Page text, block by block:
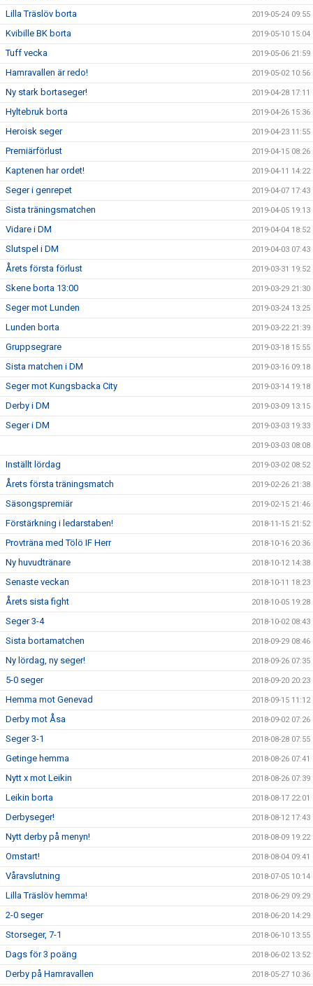
Lilla Träslöv borta 2019-05-24 09:55
Kvibille BK borta 2019-05-10 15:04
Tuff vecka 2019-05-06 21:59
Hamravallen är redo! 2019-05-02 10:56
Ny stark bortaseger! 2019-04-28 17:11
Hyltebruk borta 2019-04-26 15:36
Heroisk seger 2019-04-23 11:55
Premiärförlust 2019-04-15 08:26
Kaptenen har ordet! 2019-04-11 14:22
Seger i genrepet 2019-04-07 17:43
Sista träningsmatchen 2019-04-05 19:13
Vidare i DM 2019-04-04 18:52
Slutspel i DM 2019-04-03 07:43
Årets första förlust 2019-03-31 19:52
Skene borta 13:00 2019-03-29 21:30
Seger mot Lunden 2019-03-24 13:25
Lunden borta 2019-03-22 21:39
Gruppsegrare 2019-03-18 15:55
Sista matchen i DM 2019-03-16 09:18
Seger mot Kungsbacka City 2019-03-14 19:18
Derby i DM 2019-03-09 13:15
Seger i DM 2019-03-03 19:33
2019-03-03 08:08
Inställt lördag 2019-03-02 08:52
Årets första träningsmatch 2019-02-26 21:38
Säsongspremiär 2019-02-15 21:46
Förstärkning i ledarstaben! 2018-11-15 21:52
Provträna med Tölö IF Herr 2018-10-16 20:36
Ny huvudtränare 2018-10-12 14:38
Senaste veckan 2018-10-11 18:23
Årets sista fight 2018-10-05 19:28
Seger 3-4 2018-10-02 08:43
Sista bortamatchen 2018-09-29 08:46
Ny lördag, ny seger! 2018-09-26 07:35
5-0 seger 2018-09-20 20:23
Hemma mot Genevad 2018-09-15 11:12
Derby mot Åsa 2018-09-02 07:26
Seger 3-1 2018-08-28 07:55
Getinge hemma 2018-08-26 07:41
Nytt x mot Leikin 2018-08-26 07:39
Leikin borta 2018-08-17 22:01
Derbyseger! 2018-08-12 17:43
Nytt derby på menyn! 2018-08-09 19:22
Omstart! 2018-08-04 09:41
Våravslutning 2018-07-05 10:14
Lilla Träslöv hemma! 2018-06-29 09:29
2-0 seger 2018-06-20 14:29
Storseger, 7-1 2018-06-10 13:55
Dags för 3 poäng 2018-06-02 13:52
Derby på Hamravallen 2018-05-27 10:36